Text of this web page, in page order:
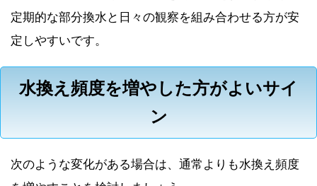
定期的な部分換水と日々の観察を組み合わせる方が安
定しやすいです。
水換え頻度を増やした方がよいサイ
ン
次のような変化がある場合は、通常よりも水換え頻度